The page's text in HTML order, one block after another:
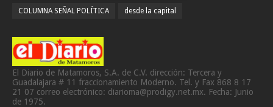
COLUMNA SEÑAL POLÍTICA desde la capital
El Diario de Matamoros, S.A. de C.V. dirección: Tercera y
Guadalajara # 11 fraccionamiento Moderno. Tel. y Fax 868 8 17
21 07 correo electrónico: diarioma@prodigy.net.mx. Fecha: Junio
de 1975.